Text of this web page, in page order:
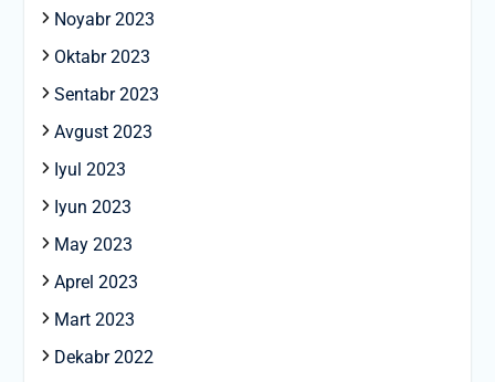
Noyabr 2023
Oktabr 2023
Sentabr 2023
Avgust 2023
Iyul 2023
Iyun 2023
May 2023
Aprel 2023
Mart 2023
Dekabr 2022